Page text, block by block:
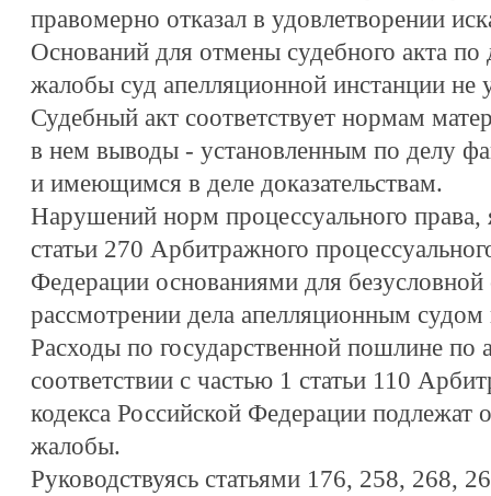
правомерно отказал в удовлетворении
Оснований для отмены судебного акта
жалобы суд апелляционной инстанции не
Судебный акт соответствует нормам
в нем выводы - установленным по делу
и имеющимся в деле доказательствам.
Нарушений норм процессуального
статьи 270 Арбитражного
Федерации основаниями для
рассмотрении дела апелляционным судом
Расходы по государственной пошлине по
соответствии с частью 1 статьи 110
кодекса Российской Федерации подлежат
жалобы.
Руководствуясь статьями 176, 258, 268,